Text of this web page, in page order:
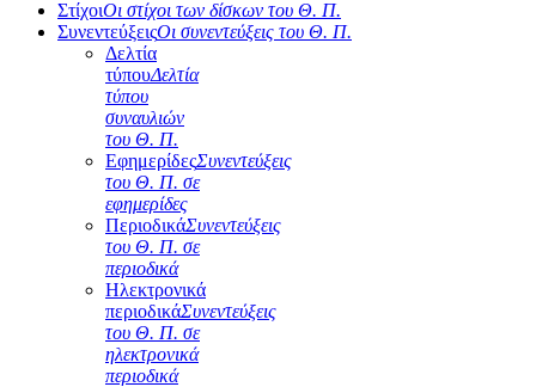
ΣτίχοιΟι στίχοι των δίσκων του Θ. Π.
ΣυνεντεύξειςΟι συνεντεύξεις του Θ. Π.
Δελτία
τύπουΔελτία
τύπου
συναυλιών
του Θ. Π.
ΕφημερίδεςΣυνεντεύξεις
του Θ. Π. σε
εφημερίδες
ΠεριοδικάΣυνεντεύξεις
του Θ. Π. σε
περιοδικά
Ηλεκτρονικά
περιοδικάΣυνεντεύξεις
του Θ. Π. σε
ηλεκτρονικά
περιοδικά